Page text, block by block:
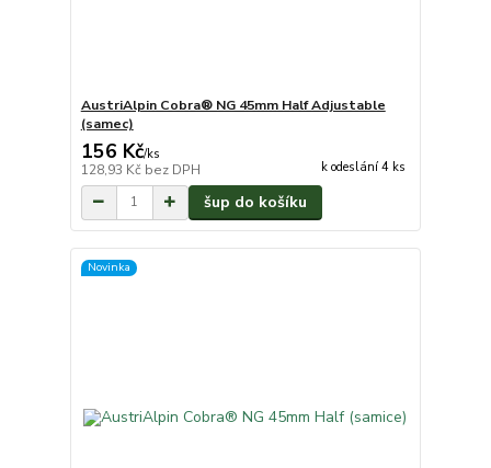
AustriAlpin Cobra® NG 45mm Half Adjustable
(samec)
156 Kč/ks
128,93 Kč bez DPH k odeslání 4 ks
šup do košíku
Novinka